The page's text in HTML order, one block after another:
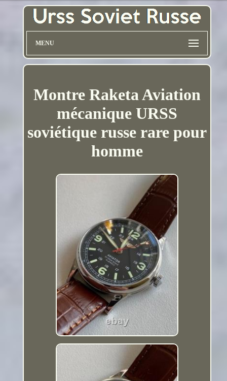
MENU
Montre Raketa Aviation
mécanique URSS
soviétique russe rare pour
homme